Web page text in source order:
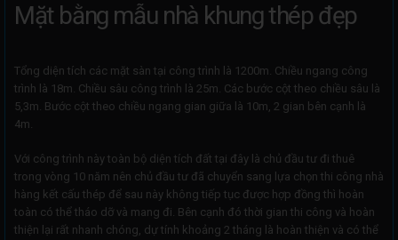
Mặt bằng mẫu nhà khung thép đẹp
Tổng diện tích các mặt sàn tại công trình là 1200m. Chiều ngang công
trình là 18m. Chiều sâu công trình là 25m. Các bước cột theo chiều sâu là
5,3m. Bước cột theo chiều ngang gian giữa là 10m, 2 gian bên cạnh là
4m.
Với công trình này toàn bộ diện tích đất tại đây là chủ đầu tư đi thuê
trong vòng 10 năm nên chủ đầu tư đã chuyển sang lựa chọn thi công nhà
hàng kết cấu thép để sau này không tiếp tục được hợp đồng thì hoàn
toàn có thể tháo dỡ và mang đi. Bên cạnh đó thời gian thi công và hoàn
thiện lại rất nhanh chóng, dự tính khoảng 2 tháng là hoàn thiện và có thể